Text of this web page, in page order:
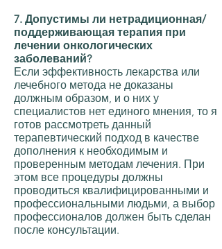
7. Допустимы ли нетрадиционная/
поддерживающая терапия при
лечении онкологических
заболеваний?
Если эффективность лекарства или
лечебного метода не доказаны
должным образом, и о них у
специалистов нет единого мнения, то я
готов рассмотреть данный
терапевтический подход в качестве
дополнения к необходимым и
проверенным методам лечения. При
этом все процедуры должны
проводиться квалифицированными и
профессиональными людьми, а выбор
профессионалов должен быть сделан
после консультации.